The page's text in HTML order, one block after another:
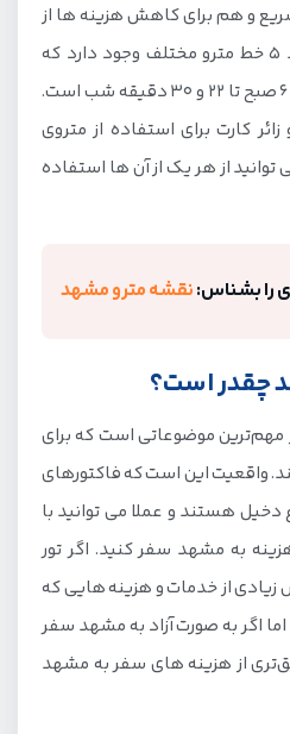
و هم برای کاهش هزینه ها از
آن استفاده کنید. در مشهد 5 خط مترو مختلف وجود دارد که
ساعات کاری آن ها از ساعت 6 صبح تا 22 و 30 دقیقه شب است.
کارت برای استفاده از متروی
از هر یک از آن ها استفاده
را بشناس:نقشه مترو مشهد
چقدر است؟
موضوعاتی است که برای
واقعیت این است که فاکتورهای
هستند و عملا می توانید با
به مشهد سفر کنید. اگر تور
از خدمات و هزینه هایی که
اگر به صورت آزاد به مشهد سفر
از هزینه های سفر به مشهد